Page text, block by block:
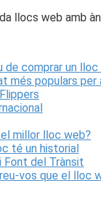
llocs web amb
de comprar un lloc
més populars per
millor lloc web?
té un historial
Font del Trànsit
vos que el lloc